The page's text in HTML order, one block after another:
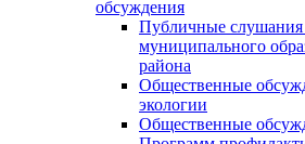
обсуждения
Публичные
муниципального
района
Общественные
экологии
Общественные